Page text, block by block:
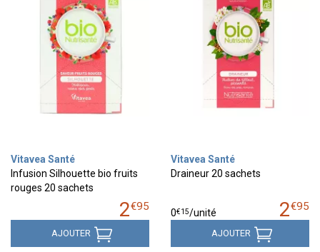
Vitavea Santé
Infusion Silhouette bio fruits
rouges 20 sachets
2€95
AJOUTER
Vitavea Santé
Draineur 20 sachets
2€95
0€15/unité
AJOUTER